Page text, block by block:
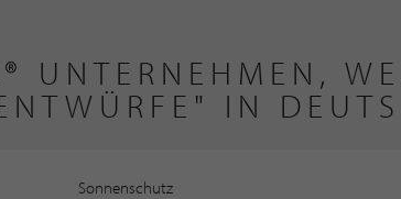
UNTERNEHMEN,
IN
Sonnenschutz